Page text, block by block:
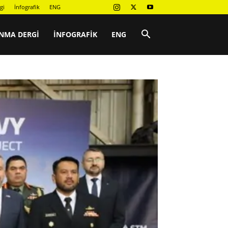
İnfografik ENG
DERGI İNFOGRAFIK ENG